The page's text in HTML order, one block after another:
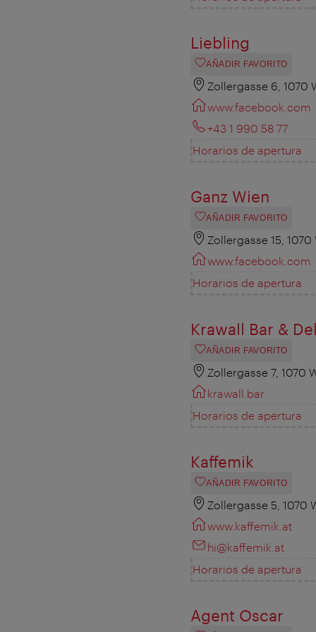
Liebling
AÑADIR FAVORITO
Zollergasse 6, 1070
www.facebook.com
+43 1 990 58 77
Horarios de apertura
Ganz Wien
AÑADIR FAVORITO
Zollergasse 15, 1070
www.facebook.com
Horarios de apertura
Krawall Bar &
AÑADIR FAVORITO
Zollergasse 7, 1070
krawall.bar
Horarios de apertura
Kaffemik
AÑADIR FAVORITO
Zollergasse 5, 1070
www.kaffemik.at
hi@kaffemik.at
Horarios de apertura
Agent Oscar